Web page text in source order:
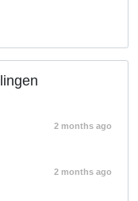
2 months ago
2 months ago